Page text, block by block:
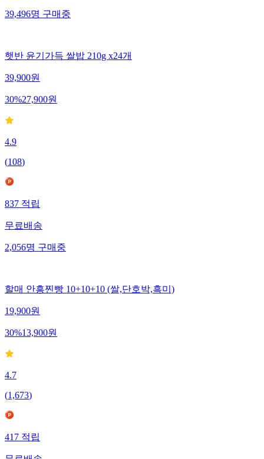
39,496명구매중
햇반 윤기가득 쌀밥 210g x24개
39,900원
30%27,900원
4.9
(108)
837적립
무료배송
2,056명구매중
할매 안흥찐빵 10+10+10 (쌀,단호박,흑미)
19,900원
30%13,900원
4.7
(1,673)
417적립